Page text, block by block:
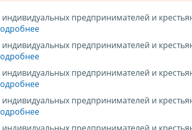
предпринимателей и
предпринимателей и
предпринимателей и
предпринимателей и
предпринимателей и